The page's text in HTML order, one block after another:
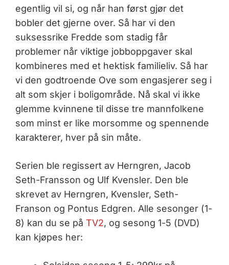
egentlig vil si, og når han først gjør det
bobler det gjerne over. Så har vi den
suksessrike Fredde som stadig får
problemer når viktige jobboppgaver skal
kombineres med et hektisk familieliv. Så har
vi den godtroende Ove som engasjerer seg i
alt som skjer i boligområde. Nå skal vi ikke
glemme kvinnene til disse tre mannfolkene
som minst er like morsomme og spennende
karakterer, hver på sin måte.
Serien ble regissert av Herngren, Jacob
Seth-Fransson og Ulf Kvensler. Den ble
skrevet av Herngren, Kvensler, Seth-
Franson og Pontus Edgren. Alle sesonger (1-
8) kan du se på TV2, og sesong 1-5 (DVD)
kan kjøpes her: